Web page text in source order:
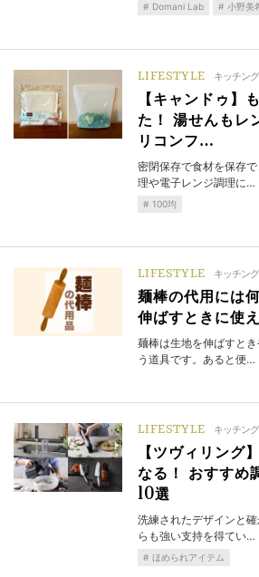
Domani Lab 小野美
LIFESTYLE キッチン
【キャンドゥ】
た！ 湯せんもレ
リコンフ…
密閉保存で食材を保存
理や電子レンジ調理に…
100均
LIFESTYLE キッチン
麺棒の代用には
伸ばすときに使
麺棒は生地を伸ばすと
う道具です。あると便…
LIFESTYLE キッチン
【ツヴィリング
なる！ おすすめ
10選
洗練されたデザインと
らも強い支持を得てい…
ほめられアイテム